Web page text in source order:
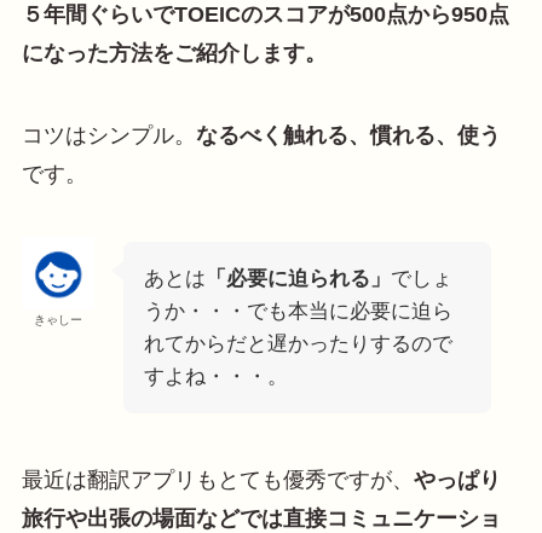
５年間ぐらいでTOEICのスコアが500点から950点
になった方法をご紹介します。
コツはシンプル。 なるべく触れる、慣れる、使う
です。
きゃしー
あとは 「必要に迫られる」 でしょ
うか・・・でも本当に必要に迫ら
れてからだと遅かったりするので
すよね・・・。
最近は翻訳アプリもとても優秀ですが、 やっぱり
旅行や出張の場面などでは直接コミュニケーショ